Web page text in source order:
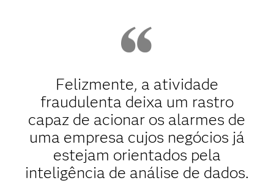
Felizmente, a atividade
fraudulenta deixa um rastro
capaz de acionar os alarmes de
uma empresa cujos negócios já
estejam orientados pela
inteligência de análise de dados.